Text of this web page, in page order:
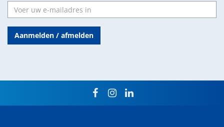
Aanmelden / afmelden
facebookinstagram
linkedin